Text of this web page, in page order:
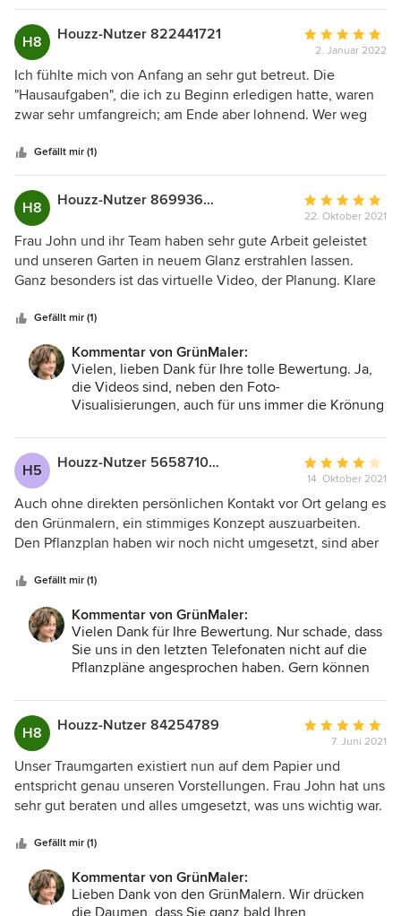
Zusammenarbeit mit den GrünMalern daher als sehr gut
bewerten und jedem empfehlen ! Preis-Leistung stehen
hier in einem absolut fairen Verhältnis und das Ergebnis
macht endlich wieder Lust auf das eigene Grundstück (in
unserem Fall ging es um eine Neugestaltung nach 15
Jahren...) Danke an die GrünMaler !!
schon im vorgefundenen Zustand die Liebe der
Eigentümer zum Grün ausgestrahlt hat ;-)
H8 Houzz-Nutzer 822441721
Bewertung:
5
von
5
2. Januar 2022
Ich fühlte mich von Anfang an sehr gut betreut. Die
"Hausaufgaben", die ich zu Beginn erledigen hatte, waren
zwar sehr umfangreich; am Ende aber lohnend. Wer weg
Ansprechpartner.
Gefällt mir (1)
H8 Houzz-Nutzer 869936525
Bewertung:
5
von
5
22. Oktober 2021
Frau John und ihr Team haben sehr gute Arbeit geleistet
und unseren Garten in neuem Glanz erstrahlen lassen.
Ganz besonders ist das virtuelle Video, der Planung. Klare
Gefällt mir (1)
Kommentar von GrünMaler:
Vielen, lieben Dank für Ihre tolle Bewertung. Ja,
die Videos sind, neben den Foto-
Visualisierungen, auch für uns immer die Krönung
Bau die Einheit von Haus und Garten wider,
Räume nebst ihrer vertikalen Strukturen lassen
sich super erkennen und die Pflanzungen
erwecken den Eindruck, als hätten sie schon
mehrere Vegetationsperioden hinter sich.
Liebe Grüße Ihre GrünMaler
H5 Houzz-Nutzer 565871010
Bewertung:
4
von
5
14. Oktober 2021
Auch ohne direkten persönlichen Kontakt vor Ort gelang es
den Grünmalern, ein stimmiges Konzept auszuarbeiten.
Den Pflanzplan haben wir noch nicht umgesetzt, sind aber
Eingehen auf unsere Pflanzenwünsche bzw. Erklärung für
die Nichtrealisierung erhofft.
Gefällt mir (1)
Kommentar von GrünMaler:
Vielen Dank für Ihre Bewertung. Nur schade, dass
Sie uns in den letzten Telefonaten nicht auf die
Pflanzpläne angesprochen haben. Gern können
führen.
Die Grundlage für unsere Pflanzenplanung bilden
vorerst natürlich die Wünsche unserer Kunden.
Als Planer beachten wir neben dem
Pflanzenbestand auch die Standortbedingungen
und Lebensbereiche der neuen Pflanzen, um dem
Kunden ganzjährige und über viele Jahre
kleinen Gärten stellt sich uns da so manche
H8 Houzz-Nutzer 84254789
Bewertung:
5
von
5
7. Juni 2021
Unser Traumgarten existiert nun auf dem Papier und
entspricht genau unseren Vorstellungen. Frau John hat uns
sehr gut beraten und alles umgesetzt, was uns wichtig war.
Gartenprojekt so verwirklichen kann.
Gefällt mir (1)
Kommentar von GrünMaler:
Lieben Dank von den GrünMalern. Wir drücken
die Daumen, dass Sie ganz bald Ihren